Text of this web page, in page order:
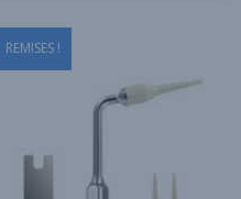
REMISES !